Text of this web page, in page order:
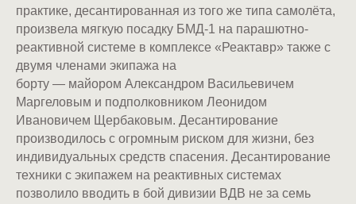
практике, десантированная из того же типа самолёта,
произвела мягкую посадку БМД-1 на парашютно-
реактивной системе в комплексе «Реактавр» также с
двумя членами экипажа на
борту — майором Александром Васильевичем
Маргеловым и подполковником Леонидом
Ивановичем Щербаковым. Десантирование
производилось с огромным риском для жизни, без
индивидуальных средств спасения. Десантирование
техники с экипажем на реактивных системах
позволило вводить в бой дивизии ВДВ не за семь